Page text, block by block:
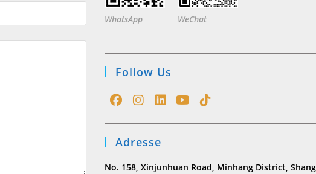
WhatsApp WeChat
Follow Us
new
a
new
a
new
new
new
Adresse
No. 158, Xinjunhuan Road, Minhang District,